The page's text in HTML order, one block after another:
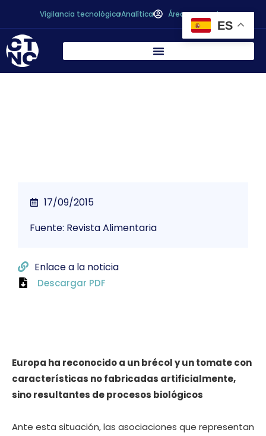
Vigilancia tecnológicaAnalítica Área personal
Europa ha reconocido a un brécol y un tomate con
características no fabricadas artificialmente,
sino resultantes de procesos biológicos
Ante esta situación, las asociaciones que representan
17/09/2015
Fuente: Revista Alimentaria
Enlace a la noticia
Descargar PDF
ES